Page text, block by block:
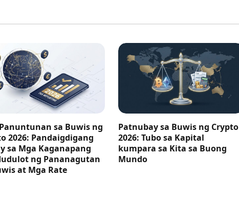
sa Buwis ng
2026: Pandaigdigang
sa Mga Kaganapang
ng Pananagutan
at Mga Rate
Patnubay sa Buwis ng Crypto
2026: Tubo sa Kapital
kumpara sa Kita sa Buong
Mundo